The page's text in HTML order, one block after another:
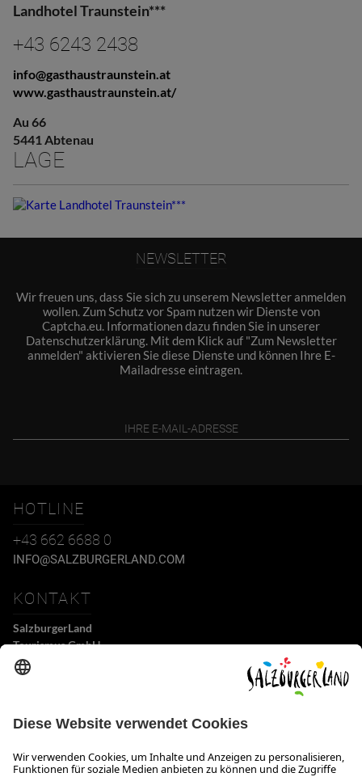
Landhotel Traunstein***
+43 6243 2438
info@gasthaustraunstein.at
www.gasthaustraunstein.at/
Au 66
5441 Abtenau
LAGE
NEWSLETTER
Wir freuen uns, dass Sie sich zu unserem Newsletter anmelden
wollen. Zum Schutz vor Spam nutzen wir Dienste von
Captcha.eu. Informationen dazu finden Sie in unserer
Datenschutzerklärung. Mit dem Klick auf "Zum Newsletter
anmelden" aktivieren Sie diese Dienste und können Ihre E-
Mailadresse eintragen.
HOTLINE
+43 662 6688 0
INFO@SALZBURGERLAND.COM
KONTAKT
SalzburgerLand
Tourismus GmbH
Wiener Bundesstraße 23
info@salzburgerland.com
ÖFFNUNGSZEITEN